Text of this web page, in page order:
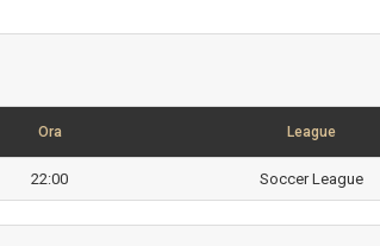
Ora League
22:00 Soccer League